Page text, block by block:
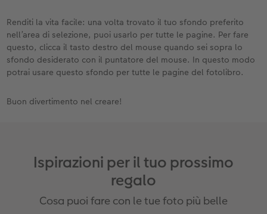
Renditi la vita facile: una volta trovato il tuo sfondo preferito
nell’area di selezione, puoi usarlo per tutte le pagine. Per fare
questo, clicca il tasto destro del mouse quando sei sopra lo
sfondo desiderato con il puntatore del mouse. In questo modo
potrai usare questo sfondo per tutte le pagine del fotolibro.
Buon divertimento nel creare!
Ispirazioni per il tuo prossimo
regalo
Cosa puoi fare con le tue foto più belle